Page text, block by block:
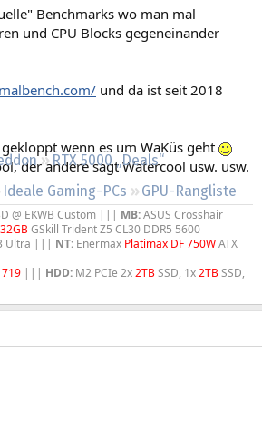
RTX 5000 „Deals“
Ideale Gaming-PCs
GPU-Rangliste
Benchmarks wo man mal
und CPU Blocks gegeneinander
und da ist seit 2018
wenn es um WaKüs geht
der andere sagt Watercool usw. usw.
@ EKWB Custom ||| MB:ASUS Crosshair
GSkill Trident Z5 CL30 DDR5 5600
Ultra ||| NT: Enermax Platimax DF 750WATX
719 ||| HDD: M2 PCIe 2x2TBSSD, 1x2TBSSD,